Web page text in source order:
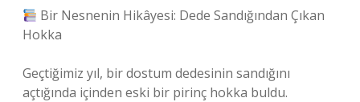
Bir Nesnenin Hikâyesi: Dede Sandığından Çıkan
Hokka
Geçtiğimiz yıl, bir dostum dedesinin sandığını
açtığında içinden eski bir pirinç hokka buldu.